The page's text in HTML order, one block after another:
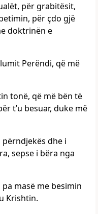
për grabitësit,
për çdo gjë
doktrinën e
Perëndi, që më
tonë, që më bën të
t’u besuar, duke më
dhe i
sepse i bëra nga
masë me besimin
Krishtin.